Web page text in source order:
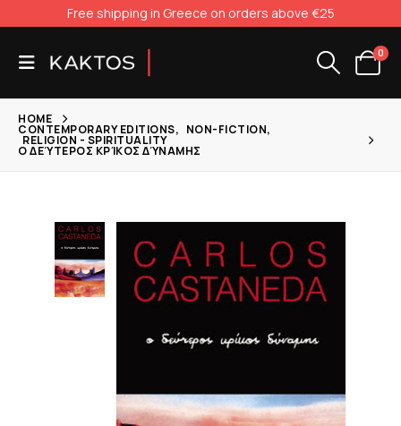
Free shipping in Greece on orders above €25
0
HOME
CONTEMPORARY EDITIONS, NON-FICTION,
RELIGION - SPIRITUALITY
Ο ΔΕΎΤΕΡΟΣ ΚΡΊΚΟΣ ΔΎΝΑΜΗΣ